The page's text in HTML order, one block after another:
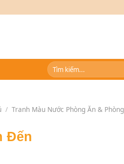
Tìm
kiếm:
/ Tranh Màu Nước Phòng Ăn & Phòng
Đến